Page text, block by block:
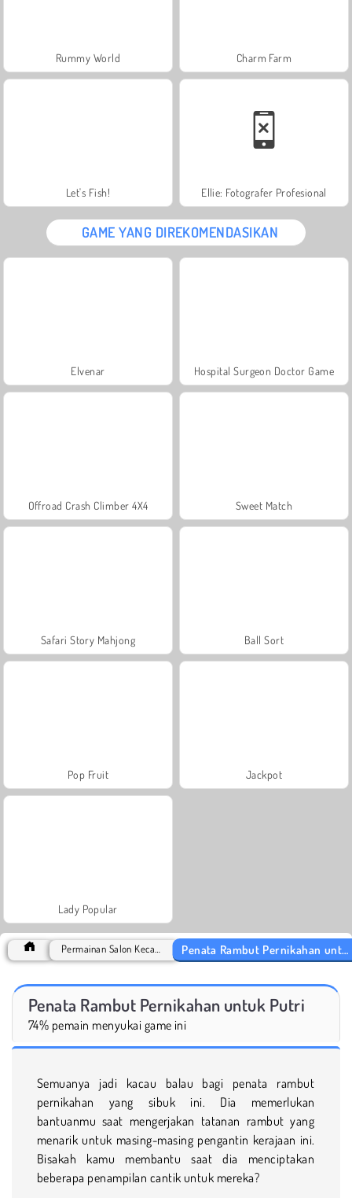
Rummy World Charm Farm
Let's Fish! Ellie: Fotografer Profesional
GAME YANG DIREKOMENDASIKAN
Elvenar Hospital Surgeon Doctor Game
Offroad Crash Climber 4X4 Sweet Match
Safari Story Mahjong Ball Sort
Pop Fruit Jackpot
Lady Popular
Penata Rambut Pernikahan untuk Putri
74% pemain menyukai game ini
Semuanya jadi kacau balau bagi penata rambut
pernikahan yang sibuk ini. Dia memerlukan
bantuanmu saat mengerjakan tatanan rambut yang
menarik untuk masing-masing pengantin kerajaan ini.
Bisakah kamu membantu saat dia menciptakan
beberapa penampilan cantik untuk mereka?